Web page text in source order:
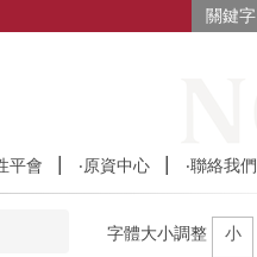
平會 ‧原資中心 ‧聯絡我們
字體大小調整 小